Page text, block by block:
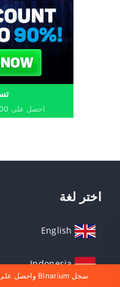
احصل على 10000 دولار مجانًا للمبتدئين
اختر لغة
English
Indonesia
سجل Binarium واحصل على 10000 دولار مجانًا في حساب تجريبي